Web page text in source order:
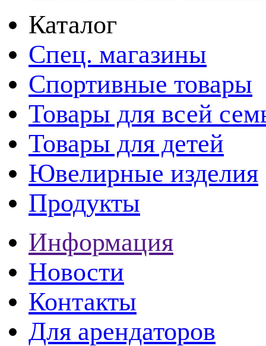
Каталог
Спец. магазины
Спортивные товары
Товары для всей
Товары для детей
Ювелирные изделия
Продукты
Информация
Новости
Контакты
Для арендаторов